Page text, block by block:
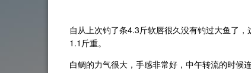
自从上次钓了条4.3斤软唇很久没有钓过大鱼了
1.1斤重。
白鲷的力气很大，手感非常好，中午转流的时候